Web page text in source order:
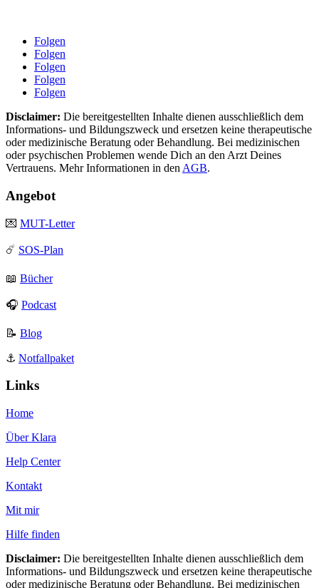
Folgen
Folgen
Folgen
Folgen
Folgen
Disclaimer: Die bereitgestellten Inhalte dienen ausschließlich dem
Informations- und Bildungszweck und ersetzen keine therapeutische
oder medizinische Beratung oder Behandlung. Bei medizinischen
oder psychischen Problemen wende Dich an den Arzt Deines
Vertrauens. Mehr Informationen in den AGB.
Angebot
💌 MUT-Letter
☄️ SOS-Plan
📖 Bücher
🎧 Podcast
📝 Blog
⚓️ Notfallpaket
Links
Home
Über Klara
Help Center
Kontakt
Mit mir
Hilfe finden
Disclaimer: Die bereitgestellten Inhalte dienen ausschließlich dem
Informations- und Bildungszweck und ersetzen keine therapeutische
oder medizinische Beratung oder Behandlung. Bei medizinischen